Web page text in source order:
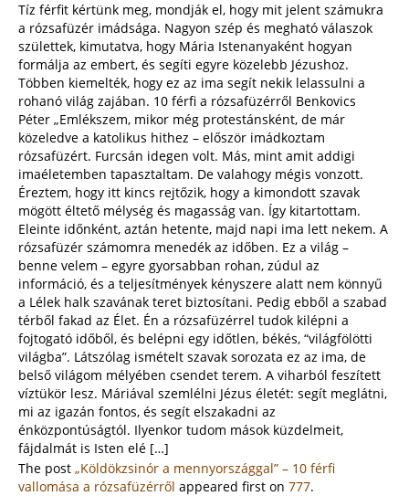
Tíz férfit kértünk meg, mondják el, hogy mit jelent számukra
a rózsafüzér imádsága. Nagyon szép és megható válaszok
születtek, kimutatva, hogy Mária Istenanyaként hogyan
formálja az embert, és segíti egyre közelebb Jézushoz.
Többen kiemelték, hogy ez az ima segít nekik lelassulni a
rohanó világ zajában. 10 férfi a rózsafüzérről Benkovics
Péter „Emlékszem, mikor még protestánsként, de már
közeledve a katolikus hithez – először imádkoztam
rózsafüzért. Furcsán idegen volt. Más, mint amit addigi
imaéletemben tapasztaltam. De valahogy mégis vonzott.
Éreztem, hogy itt kincs rejtőzik, hogy a kimondott szavak
mögött éltető mélység és magasság van. Így kitartottam.
Eleinte időnként, aztán hetente, majd napi ima lett nekem. A
rózsafüzér számomra menedék az időben. Ez a világ –
benne velem – egyre gyorsabban rohan, zúdul az
információ, és a teljesítmények kényszere alatt nem könnyű
a Lélek halk szavának teret biztosítani. Pedig ebből a szabad
térből fakad az Élet. Én a rózsafüzérrel tudok kilépni a
fojtogató időből, és belépni egy időtlen, békés, “világfölötti
világba”. Látszólag ismételt szavak sorozata ez az ima, de
belső világom mélyében csendet terem. A viharból feszített
víztükör lesz. Máriával szemlélni Jézus életét: segít meglátni,
mi az igazán fontos, és segít elszakadni az
énközpontúságtól. Ilyenkor tudom mások küzdelmeit,
fájdalmát is Isten elé […]
The post „Köldökzsinór a mennyországgal” – 10 férfi
vallomása a rózsafüzérről appeared first on 777.